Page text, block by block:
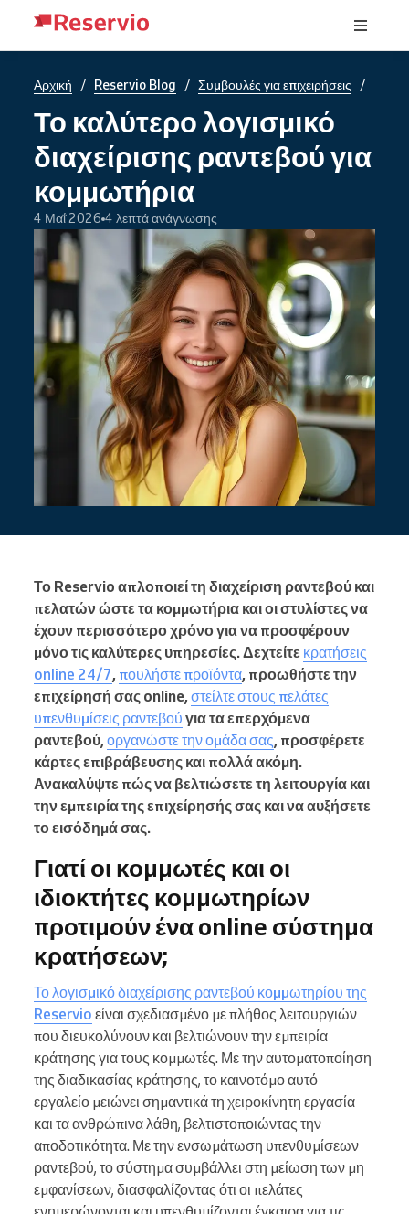
Αρχική / Reservio Blog / Συμβουλές για επιχειρήσεις /
Το καλύτερο λογισμικό
διαχείρισης ραντεβού για
κομμωτήρια
4 Μαΐ 2026 4 λεπτά ανάγνωσης
Το Reservio απλοποιεί τη διαχείριση ραντεβού και
πελατών ώστε τα κομμωτήρια και οι στυλίστες να
έχουν περισσότερο χρόνο για να προσφέρουν
μόνο τις καλύτερες υπηρεσίες. Δεχτείτε κρατήσεις
online 24/7, πουλήστε προϊόντα, προωθήστε την
επιχείρησή σας online,στείλτε στους πελάτες
υπενθυμίσεις ραντεβού για τα επερχόμενα
ραντεβού,οργανώστε την ομάδα σας, προσφέρετε
κάρτες επιβράβευσης και πολλά ακόμη.
Ανακαλύψτε πώς να βελτιώσετε τη λειτουργία και
την εμπειρία της επιχείρησής σας και να αυξήσετε
το εισόδημά σας.
Γιατί οι κομμωτές και οι
ιδιοκτήτες κομμωτηρίων
προτιμούν ένα online σύστημα
κρατήσεων;
Το λογισμικό διαχείρισης ραντεβού κομμωτηρίου της
Reservio είναι σχεδιασμένο με πλήθος λειτουργιών
που διευκολύνουν και βελτιώνουν την εμπειρία
κράτησης για τους κομμωτές. Με την αυτοματοποίηση
της διαδικασίας κράτησης, το καινοτόμο αυτό
εργαλείο μειώνει σημαντικά τη χειροκίνητη εργασία
και τα ανθρώπινα λάθη, βελτιστοποιώντας την
αποδοτικότητα. Με την ενσωμάτωση υπενθυμίσεων
ραντεβού, το σύστημα συμβάλλει στη μείωση των μη
εμφανίσεων, διασφαλίζοντας ότι οι πελάτες